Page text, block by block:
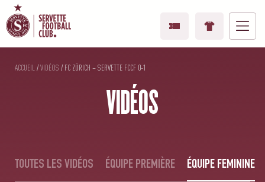
ACCUEIL /VIDÉOS /FC ZÜRICH – SERVETTE FCCF 0-1
VIDÉOS
TOUTES LES VIDÉOS ÉQUIPE PREMIÈRE ÉQUIPE FEMININE